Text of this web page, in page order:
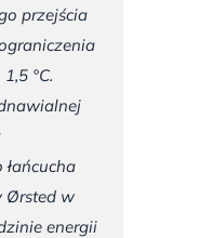
przejścia
°C.
Ørsted w
energii